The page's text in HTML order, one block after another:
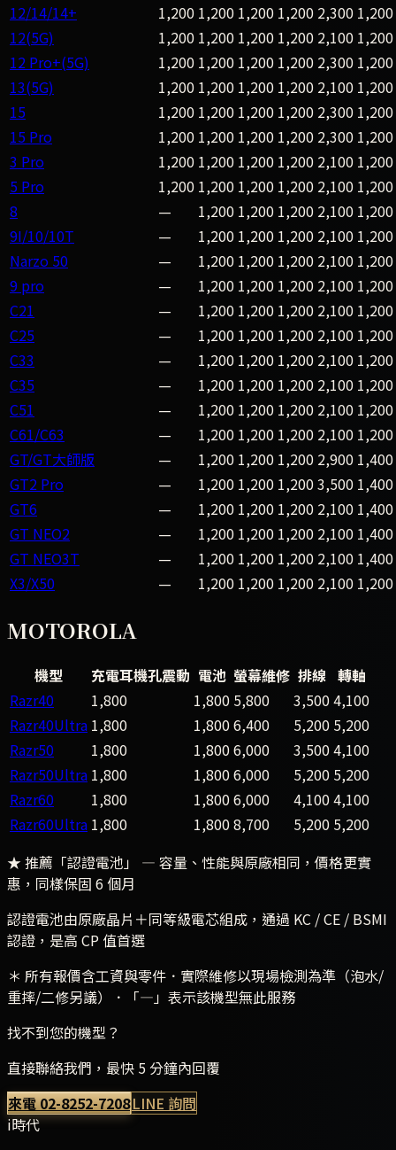
12/14/14+
1,200 1,200 1,200 1,200 2,300 1,200
12(5G)
1,200 1,200 1,200 1,200 2,100 1,200
12 Pro+(5G)
1,200 1,200 1,200 1,200 2,300 1,200
13(5G)
1,200 1,200 1,200 1,200 2,100 1,200
15
1,200 1,200 1,200 1,200 2,300 1,200
15 Pro
1,200 1,200 1,200 1,200 2,300 1,200
3 Pro
1,200 1,200 1,200 1,200 2,100 1,200
5 Pro
1,200 1,200 1,200 1,200 2,100 1,200
8
— 1,200 1,200 1,200 2,100 1,200
9I/10/10T
— 1,200 1,200 1,200 2,100 1,200
Narzo 50
— 1,200 1,200 1,200 2,100 1,200
9 pro
— 1,200 1,200 1,200 2,100 1,200
C21
— 1,200 1,200 1,200 2,100 1,200
C25
— 1,200 1,200 1,200 2,100 1,200
C33
— 1,200 1,200 1,200 2,100 1,200
C35
— 1,200 1,200 1,200 2,100 1,200
C51
— 1,200 1,200 1,200 2,100 1,200
C61/C63
— 1,200 1,200 1,200 2,100 1,200
GT/GT大師版
— 1,200 1,200 1,200 2,900 1,400
GT2 Pro
— 1,200 1,200 1,2003,500 1,400
GT6
— 1,200 1,200 1,200 2,100 1,400
GT NEO2
— 1,200 1,200 1,200 2,100 1,400
GT NEO3T
— 1,200 1,200 1,200 2,100 1,400
X3/X50
— 1,200 1,200 1,200 2,100 1,200
MOTOROLA
機型 充電耳機孔震動 電池 螢幕維修 排線 轉軸
Razr40
1,800 1,800 5,800 3,5004,100
Razr40Ultra 1,800 1,8006,400 5,200 5,200
Razr50
1,800 1,8006,000 3,5004,100
Razr50Ultra 1,800 1,8006,000 5,200 5,200
Razr60
1,800 1,8006,000 4,1004,100
Razr60Ultra 1,800 1,8008,700 5,200 5,200
★ 推薦「認證電池」
— 容量、性能與原廠相同，價格更實
惠，同樣保固 6 個月
認證電池由原廠晶片＋同等級電芯組成，通過 KC / CE / BSMI
認證，是高 CP 值首選
＊ 所有報價含工資與零件．實際維修以現場檢測為準（泡水/
重摔/二修另議）．「—」表示該機型無此服務
找不到您的機型？
直接聯絡我們，最快 5 分鐘內回覆
來電02-8252-7208LINE 詢問
i時代